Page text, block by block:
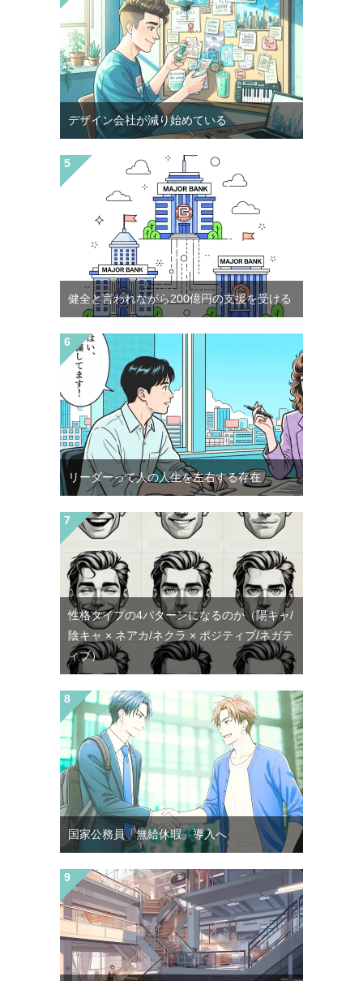
デザイン会社が減り始めている
健全と言われながら200億円の支援を受ける
リーダーって人の人生を左右する存在
性格タイプの4パターンになるのか（陽キャ/
陰キャ × ネアカ/ネクラ × ポジティブ/ネガテ
ィブ）
国家公務員「無給休暇」導入へ